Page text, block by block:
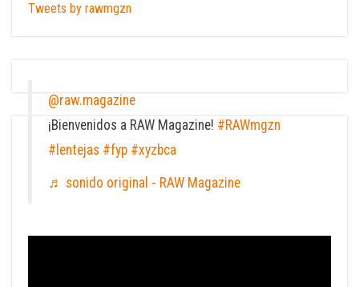
Tweets by rawmgzn
@raw.magazine
¡Bienvenidos a RAW Magazine! #RAWmgzn
#lentejas #fyp #xyzbca
♬ sonido original - RAW Magazine